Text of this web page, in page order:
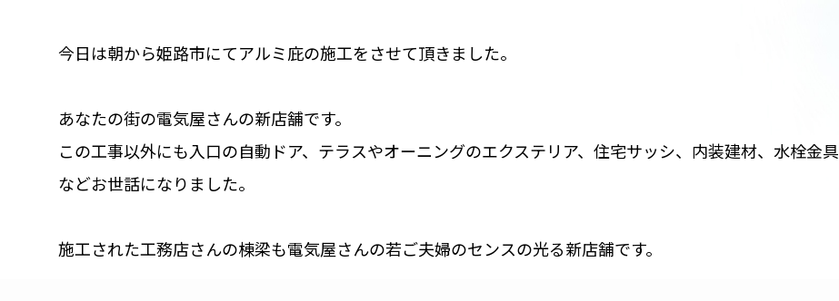
今日は朝から姫路市にてアルミ庇の施工をさせて頂きました。
あなたの街の電気屋さんの新店舗です。
この工事以外にも入口の自動ドア、テラスやオーニングのエクステリア、住宅サッシ、内装建材、水栓金具
などお世話になりました。
施工された工務店さんの棟梁も電気屋さんの若ご夫婦のセンスの光る新店舗です。